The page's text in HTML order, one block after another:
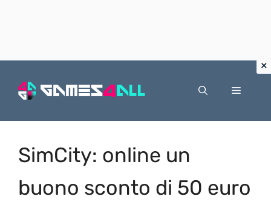
Menu
SimCity: online un
buono sconto di 50 euro